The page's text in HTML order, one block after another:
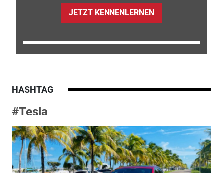
JETZT KENNENLERNEN
HASHTAG
#Tesla